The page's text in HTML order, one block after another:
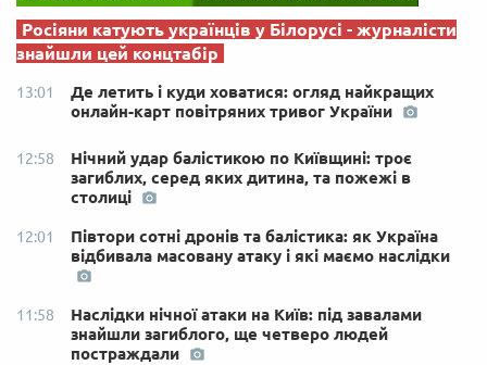
Росіяни катують українців у Білорусі - журналісти
знайшли цей концтабір
13:01
Де летить і куди ховатися: огляд найкращих
онлайн-карт повітряних тривог України
12:58
Нічний удар балістикою по Київщині: троє
загиблих, серед яких дитина, та пожежі в
столиці
12:01
Півтори сотні дронів та балістика: як Україна
відбивала масовану атаку і які маємо наслідки
11:58
Наслідки нічної атаки на Київ: під завалами
знайшли загиблого, ще четверо людей
постраждали